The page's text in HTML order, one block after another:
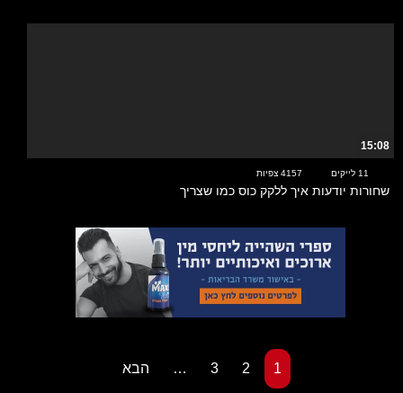
15:08
11 לייקים 4157 צפיות
שחורות יודעות איך ללקק כוס כמו שצריך
1
2
3
… הבא